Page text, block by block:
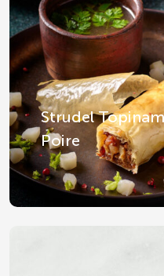
Strudel
Poire